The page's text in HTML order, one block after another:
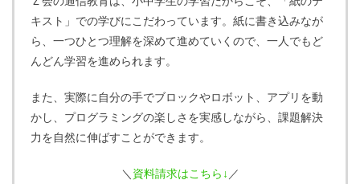
キスト」での学びにこだわっています。紙に書き込みなが
ら、一つひとつ理解を深めて進めていくので、一人でもど
んどん学習を進められます。
また、実際に自分の手でブロックやロボット、アプリを動
かし、プログラミングの楽しさを実感しながら、課題解決
力を自然に伸ばすことができます。
＼ 資料請求はこちら↓ ／